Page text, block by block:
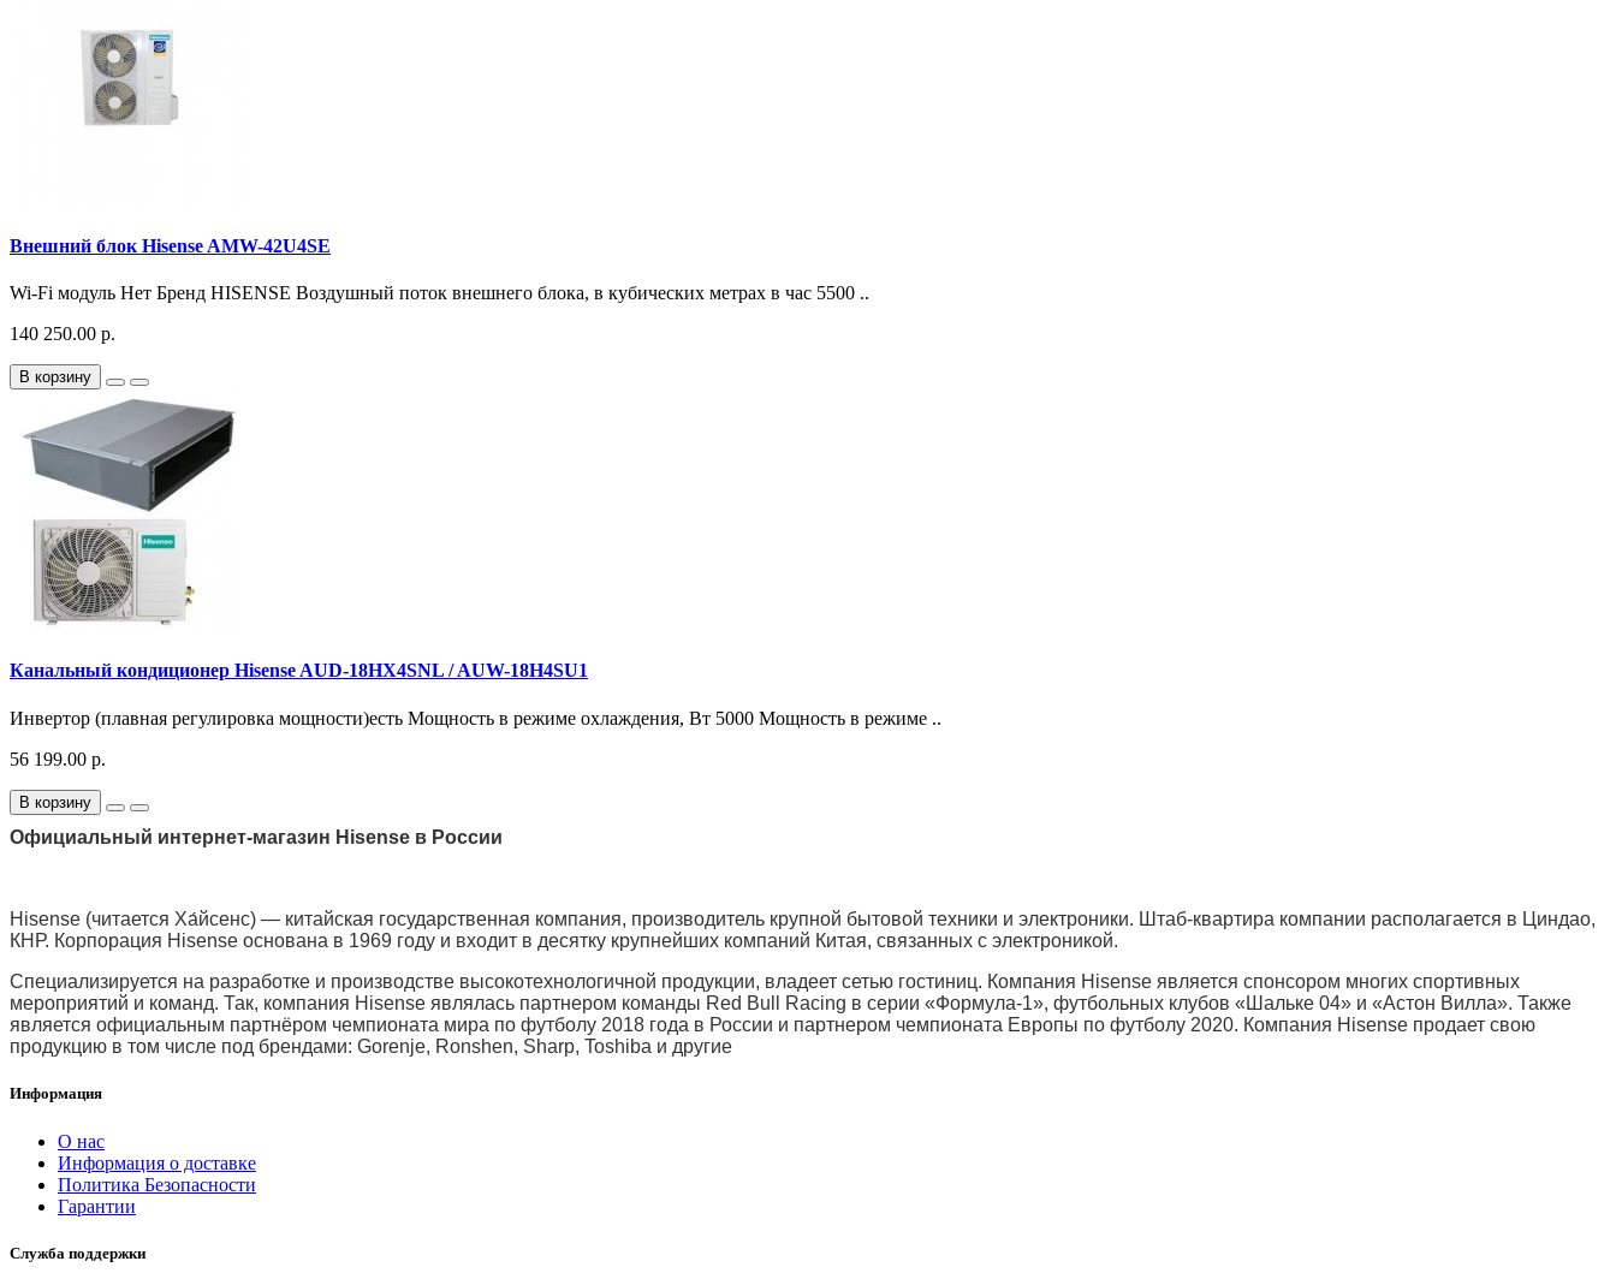
Внешний блок Hisense AMW-42U4SE
Wi-Fi модуль Нет Бренд HISENSE Воздушный поток внешнего блока, в кубических метрах в час 5500 ..
140 250.00 р.
В корзину
Канальный кондиционер Hisense AUD-18HX4SNL / AUW-18H4SU1
Инвертор (плавная регулировка мощности)есть Мощность в режиме охлаждения, Вт 5000 Мощность в режиме ..
56 199.00 р.
В корзину
Официальный интернет-магазин Hisense в России
Hisense (читается Ха́йсенс) — китайская государственная компания, производитель крупной бытовой техники и электроники. Штаб-квартира компании располагается в Циндао,
КНР. Корпорация Hisense основана в 1969 году и входит в десятку крупнейших компаний Китая, связанных с электроникой.
Специализируется на разработке и производстве высокотехнологичной продукции, владеет сетью гостиниц. Компания Hisense является спонсором многих спортивных
мероприятий и команд. Так, компания Hisense являлась партнером команды Red Bull Racing в серии «Формула-1», футбольных клубов «Шальке 04» и «Астон Вилла». Также
является официальным партнёром чемпионата мира по футболу 2018 года в России и партнером чемпионата Европы по футболу 2020. Компания Hisense продает свою
продукцию в том числе под брендами: Gorenje, Ronshen, Sharp, Toshiba и другие
Информация
О нас
Информация о доставке
Политика Безопасности
Гарантии
Служба поддержки